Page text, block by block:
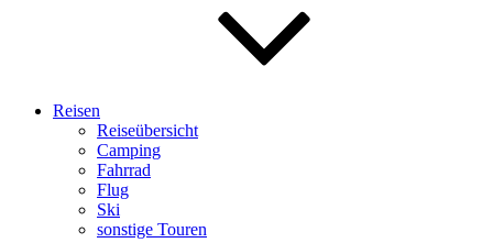
Reisen
Reiseübersicht
Camping
Fahrrad
Flug
Ski
sonstige Touren